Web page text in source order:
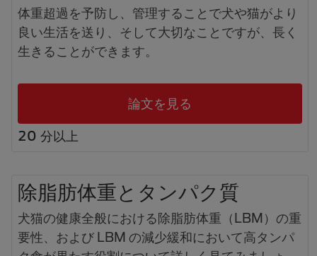
体重超過を予防し、管理することで犬や猫がより
良い生活を送り、そして大切なことですが、長く
生きることができます。
論文を見る
20 分以上
除脂肪体重とタンパク質
犬猫の健康全般における除脂肪体重（LBM）の重
要性、および LBM の減少緩和において高タンパ